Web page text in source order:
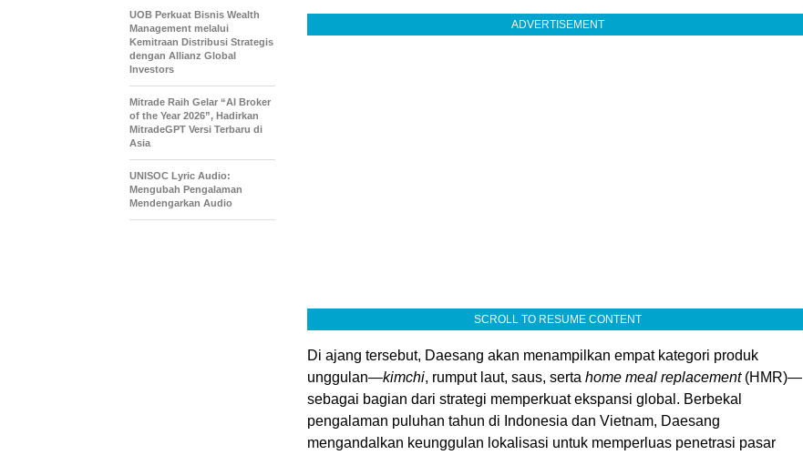
ADVERTISEMENT
SCROLL TO RESUME CONTENT
Di ajang tersebut, Daesang akan menampilkan empat kategori produk
unggulan—kimchi, rumput laut, saus, serta home meal replacement (HMR)—
sebagai bagian dari strategi memperkuat ekspansi global. Berbekal
pengalaman puluhan tahun di Indonesia dan Vietnam, Daesang
mengandalkan keunggulan lokalisasi untuk memperluas penetrasi pasar
UOB Perkuat Bisnis Wealth
Management melalui
Kemitraan Distribusi Strategis
dengan Allianz Global
Investors
Mitrade Raih Gelar “AI Broker
of the Year 2026”, Hadirkan
MitradeGPT Versi Terbaru di
Asia
UNISOC Lyric Audio:
Mengubah Pengalaman
Mendengarkan Audio